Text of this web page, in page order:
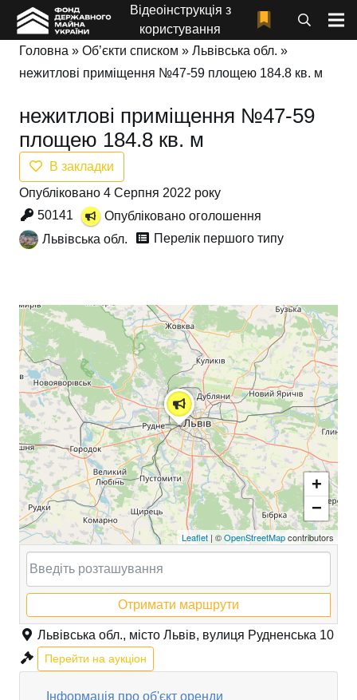
Відеоінструкція з
користування
Головна » Об’єкти списком » Львівська обл. »
нежитлові приміщення №47-59 площею 184.8 кв. м
нежитлові приміщення №47-59
площею 184.8 кв. м
В закладки
Опубліковано 4 Серпня 2022 року
50141
Опубліковано оголошення
Львівська обл.
Перелік першого типу
+
−
Leaflet | ©OpenStreetMapcontributors
Отримати маршрути
Львівська обл., місто Львів, вулиця Рудненська 10
Перейти на аукціон
Інформація про об'єкт оренди